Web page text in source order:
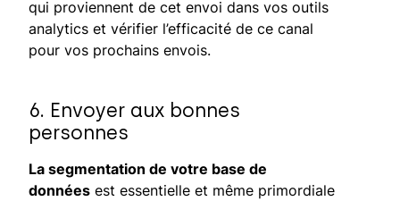
qui proviennent de cet envoi dans vos outils
analytics et vérifier l’efficacité de ce canal
pour vos prochains envois.
6. Envoyer aux bonnes
personnes
La segmentation de votre base de
données est essentielle et même primordiale